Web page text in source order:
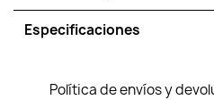
Especificaciones
Política de envíos y